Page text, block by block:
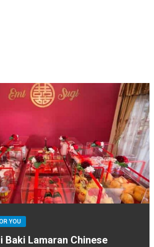
YOU
Baki Lamaran Chinese